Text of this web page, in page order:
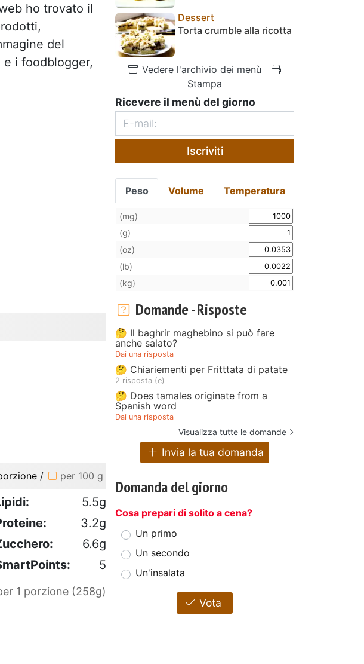
ho trovato il
del
i foodblogger,
/ per 100 g
5.5g
3.2g
6.6g
5
1 porzione (258g)
Dessert
Torta crumble alla ricotta
Vedere l'archivio dei menù
Stampa
Ricevere il menù del giorno
Iscriviti
Peso Volume Temperatura
(mg)
(g)
(oz)
(lb)
(kg)
Domande - Risposte
🤔 Il baghrir maghebino si può fare
anche salato?
Dai una risposta
🤔 Chiariementi per Fritttata di patate
2 risposta (e)
🤔 Does tamales originate from a
Spanish word
Dai una risposta
Visualizza tutte le domande
Invia la tua domanda
Domanda del giorno
Cosa prepari di solito a cena?
Un primo
Un secondo
Un'insalata
Vota